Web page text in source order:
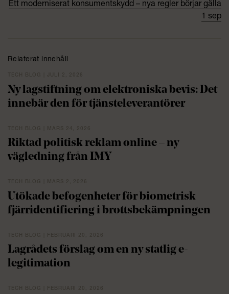
Ett moderniserat konsumentskydd – nya regler börjar gälla
1 sep
Relaterat innehåll
Ny lagstiftning om elektroniska bevis: Det
innebär den för tjänsteleverantörer
Riktad politisk reklam online – ny
vägledning från IMY
Utökade befogenheter för biometrisk
fjärridentifiering i brottsbekämpningen
Lagrådets förslag om en ny statlig e-
legitimation